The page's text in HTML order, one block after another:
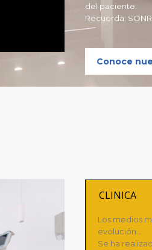
del paciente.
Recuerda:
Conoce
CLINICA
Los medios
evolución…
Se ha